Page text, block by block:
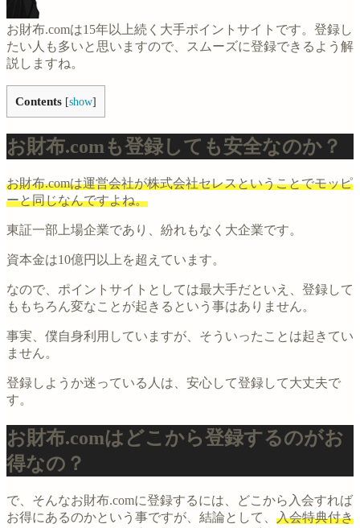
お財布.comは15年以上続く大手ポイントサイトです。登録し
たい人も多いと思いますので、スムーズに登録できるよう解
説しますね。
Contents [show]
お財布.comも登録しても安全なのか？
お財布.comは運営会社が株式会社セレスということでモッピ
ーと同じなんですよね。
東証一部上場企業であり、紛れもなく大企業です。
資本金は10億円以上を超えています。
なので、ポイントサイトとしては最大手だといえ、登録して
ももちろん変なことが起きるという事はありません。
事実、僕自身利用していますが、そういったことは起きてい
ません。
登録しようか迷っている人は、安心して登録して大丈夫で
す。
お財布.comはどこから登録するのがお
得なの？
で、そんなお財布.comに登録するには、どこから入会すれば
お得にあるのかという事ですが、結論として、 入会特典付き